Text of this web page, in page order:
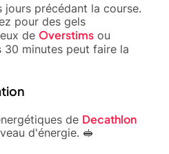
précédant la course.
pour des gels
de Overstims ou
30 minutes peut faire la
de Decathlon
d'énergie. 🥪